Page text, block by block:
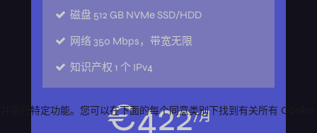
磁盘 512 GB NVMe SSD/HDD
网络 350 Mbps，带宽无限
知识产权 1 个 IPv4
€422/月